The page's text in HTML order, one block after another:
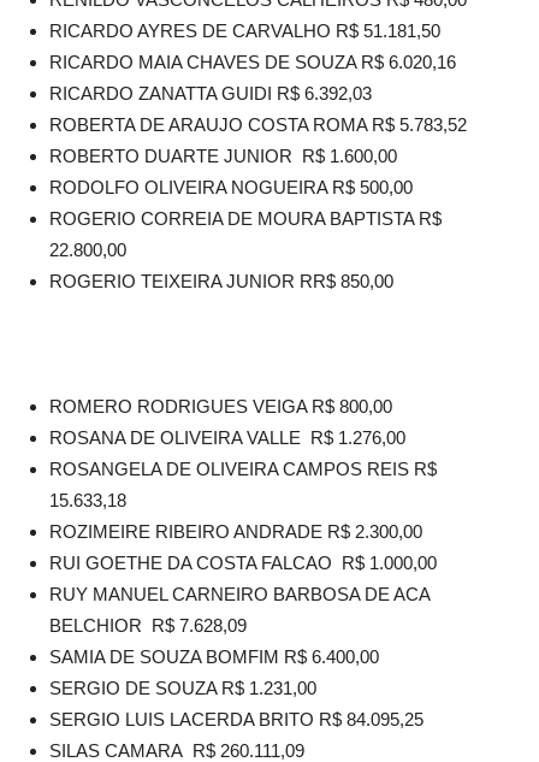
RICARDO AYRES DE CARVALHO R$ 51.181,50
RICARDO MAIA CHAVES DE SOUZA R$ 6.020,16
RICARDO ZANATTA GUIDI R$ 6.392,03
ROBERTA DE ARAUJO COSTA ROMA R$ 5.783,52
ROBERTO DUARTE JUNIOR R$ 1.600,00
RODOLFO OLIVEIRA NOGUEIRA R$ 500,00
ROGERIO CORREIA DE MOURA BAPTISTA R$
22.800,00
ROGERIO TEIXEIRA JUNIOR RR$ 850,00
ROMERO RODRIGUES VEIGA R$ 800,00
ROSANA DE OLIVEIRA VALLE R$ 1.276,00
ROSANGELA DE OLIVEIRA CAMPOS REIS R$
15.633,18
ROZIMEIRE RIBEIRO ANDRADE R$ 2.300,00
RUI GOETHE DA COSTA FALCAO R$ 1.000,00
RUY MANUEL CARNEIRO BARBOSA DE ACA
BELCHIOR R$ 7.628,09
SAMIA DE SOUZA BOMFIM R$ 6.400,00
SERGIO DE SOUZA R$ 1.231,00
SERGIO LUIS LACERDA BRITO R$ 84.095,25
SILAS CAMARA R$ 260.111,09